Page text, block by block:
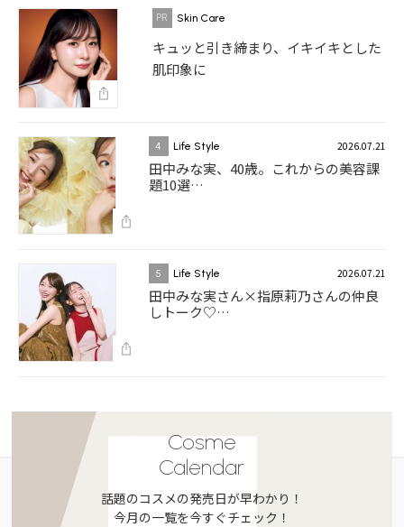
Skin Care
キュッと引き締まり、イキイキとした
肌印象に
4 Life Style 2026.07.21
田中みな実、40歳。これからの美容課
題10選…
5 Life Style 2026.07.21
田中みな実さん×指原莉乃さんの仲良
しトーク♡…
Cosme
Calendar
話題のコスメの発売日が早わかり！
今月の一覧を今すぐチェック！